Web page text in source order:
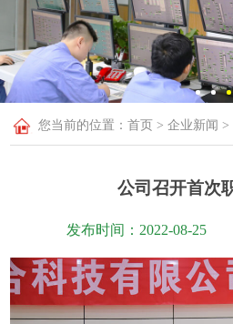
您当前的位置：​​​​ 首页 > 企业新闻 >
公司召开首次
发布时间：2022-